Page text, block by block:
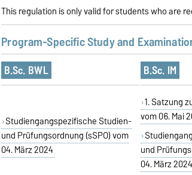
This regulation is only valid for students who are
Program-Specific Study and
B.Sc. BWL B.Sc. IM
Studiengangspezifische Studien-
und Prüfungsordnung (sSPO) vom
04. März 2024
1. Satzung
vom 06. Mai
und
04. März 2024